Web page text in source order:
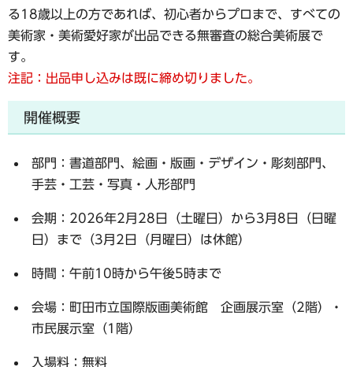
る18歳以上の方であれば、初心者からプロまで、すべての
美術家・美術愛好家が出品できる無審査の総合美術展で
す。
注記：出品申し込みは既に締め切りました。
開催概要
部門：書道部門、絵画・版画・デザイン・彫刻部門、
手芸・工芸・写真・人形部門
会期：2026年2月28日（土曜日）から3月8日（日曜
日）まで（3月2日（月曜日）は休館）
時間：午前10時から午後5時まで
会場：町田市立国際版画美術館 企画展示室（2階）・
市民展示室（1階）
入場料：無料